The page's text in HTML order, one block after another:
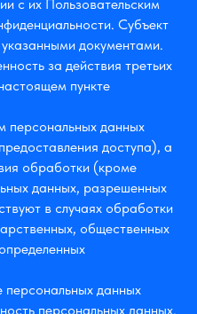
с их Пользовательским
Субъект
документами.
за действия третьих
пункте
персональных данных
доступа), а
обработки (кроме
данных, разрешенных
в случаях обработки
общественных
данных
персональных данных.